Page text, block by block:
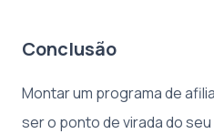
Conclusão
Montar um programa de
ser o ponto de virada do